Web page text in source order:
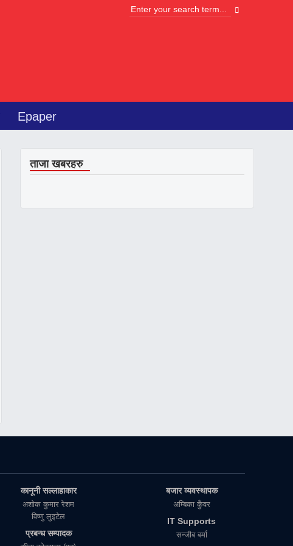
Epaper
ताजा खबरहरु
कानूनी सल्लाहाकार
अशाेक कुमार रेशम
विष्णु लुइटेल
प्रबन्ध सम्पादक
बजार व्यवस्थापक
अम्बिका कुँवर
IT Supports
सन्जीब बर्मा